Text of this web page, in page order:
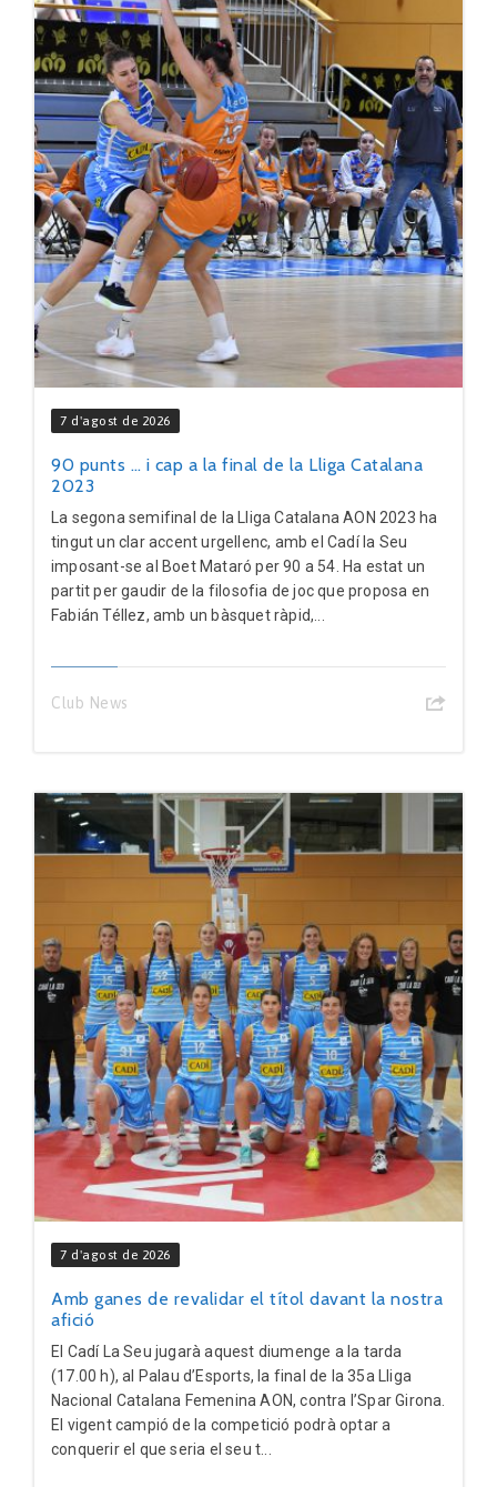
7 d'agost de 2026
90 punts … i cap a la final de la Lliga Catalana
2023
La segona semifinal de la Lliga Catalana AON 2023 ha
tingut un clar accent urgellenc, amb el Cadí la Seu
imposant-se al Boet Mataró per 90 a 54. Ha estat un
partit per gaudir de la filosofia de joc que proposa en
Fabián Téllez, amb un bàsquet ràpid,...
Club News
7 d'agost de 2026
Amb ganes de revalidar el títol davant la nostra
afició
El Cadí La Seu jugarà aquest diumenge a la tarda
(17.00 h), al Palau d’Esports, la final de la 35a Lliga
Nacional Catalana Femenina AON, contra l’Spar Girona.
El vigent campió de la competició podrà optar a
conquerir el que seria el seu t...